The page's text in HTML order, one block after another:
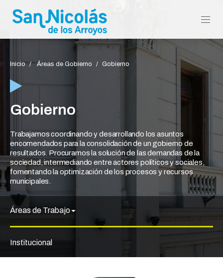
Inicio Áreas de Gobierno Gobierno
Gobierno
Trabajamos coordinando y desarrollando los
encomendados para la consolidación de un
resultados. Procuramos la solución de las
sociedad, intermediando entre actores políticos y
fomentando la optimización de los procesos y
municipales.
Áreas de Trabajo
Institucional